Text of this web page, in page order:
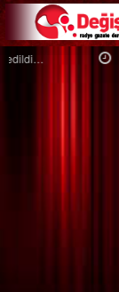
Son Dakika |